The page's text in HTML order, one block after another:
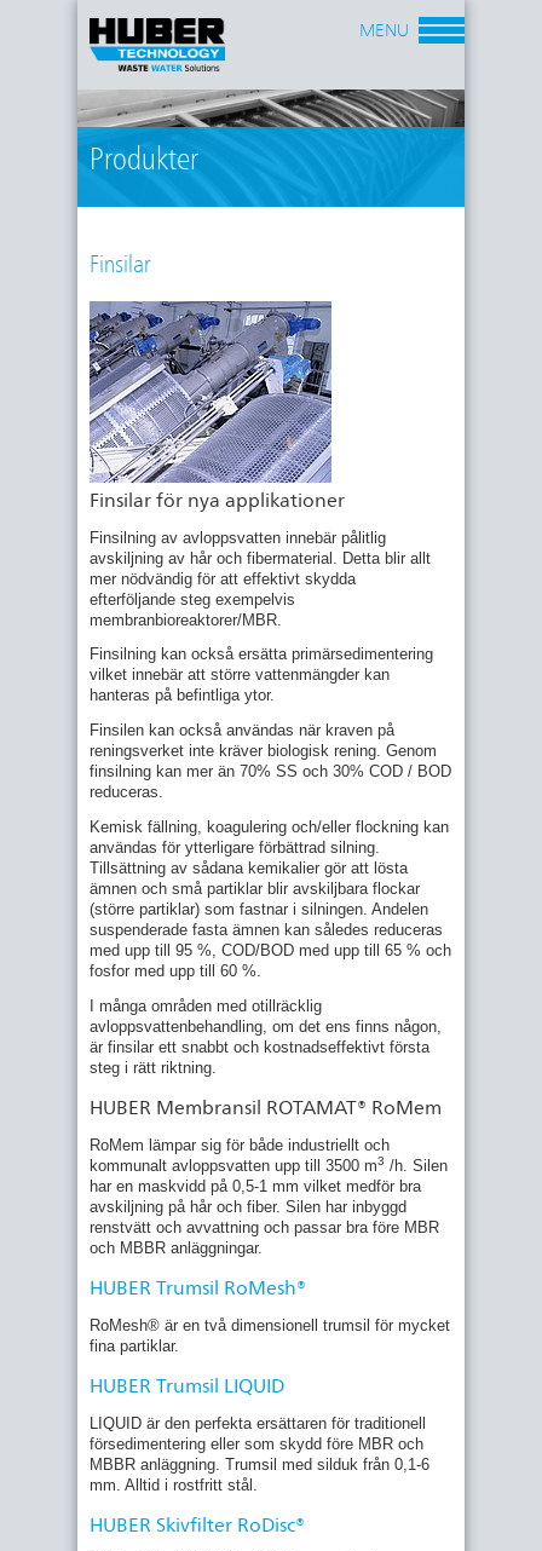
Produkter
MENU
Finsilar
Finsilar för nya applikationer
Finsilning av avloppsvatten innebär pålitlig
avskiljning av hår och fibermaterial. Detta blir allt
mer nödvändig för att effektivt skydda
efterföljande steg exempelvis
membranbioreaktorer/MBR.
Finsilning kan också ersätta primärsedimentering
vilket innebär att större vattenmängder kan
hanteras på befintliga ytor.
Finsilen kan också användas när kraven på
reningsverket inte kräver biologisk rening. Genom
finsilning kan mer än 70% SS och 30% COD / BOD
reduceras.
Kemisk fällning, koagulering och/eller flockning kan
användas för ytterligare förbättrad silning.
Tillsättning av sådana kemikalier gör att lösta
ämnen och små partiklar blir avskiljbara flockar
(större partiklar) som fastnar i silningen. Andelen
suspenderade fasta ämnen kan således reduceras
med upp till 95 %, COD/BOD med upp till 65 % och
fosfor med upp till 60 %.
I många områden med otillräcklig
avloppsvattenbehandling, om det ens finns någon,
är finsilar ett snabbt och kostnadseffektivt första
steg i rätt riktning.
HUBER Membransil ROTAMAT® RoMem
RoMem lämpar sig för både industriellt och
kommunalt avloppsvatten upp till 3500 m3 /h. Silen
har en maskvidd på 0,5-1 mm vilket medför bra
avskiljning på hår och fiber. Silen har inbyggd
renstvätt och avvattning och passar bra före MBR
och MBBR anläggningar.
HUBER Trumsil RoMesh®
RoMesh® är en två dimensionell trumsil för mycket
fina partiklar.
HUBER Trumsil LIQUID
LIQUID är den perfekta ersättaren för traditionell
försedimentering eller som skydd före MBR och
MBBR anläggning. Trumsil med silduk från 0,1-6
mm. Alltid i rostfritt stål.
HUBER Skivfilter RoDisc®